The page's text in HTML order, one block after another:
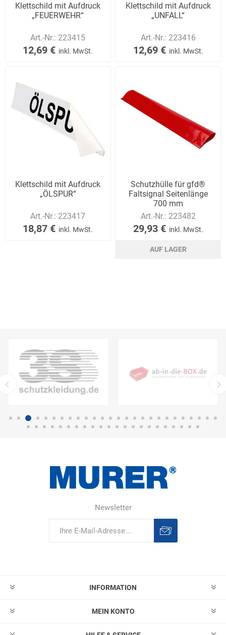
Klettschild mit Aufdruck
„FEUERWEHR“
Art.-Nr.: 223415
12,69 € inkl. MwSt.
Klettschild mit Aufdruck
„UNFALL“
Art.-Nr.: 223416
12,69 € inkl. MwSt.
Klettschild mit Aufdruck
„ÖLSPUR“
Art.-Nr.: 223417
18,87 € inkl. MwSt.
Schutzhülle für gfd®
Faltsignal Seitenlänge
700 mm
Art.-Nr.: 223482
29,93 € inkl. MwSt.
AUF LAGER
Newsletter
INFORMATION
MEIN KONTO